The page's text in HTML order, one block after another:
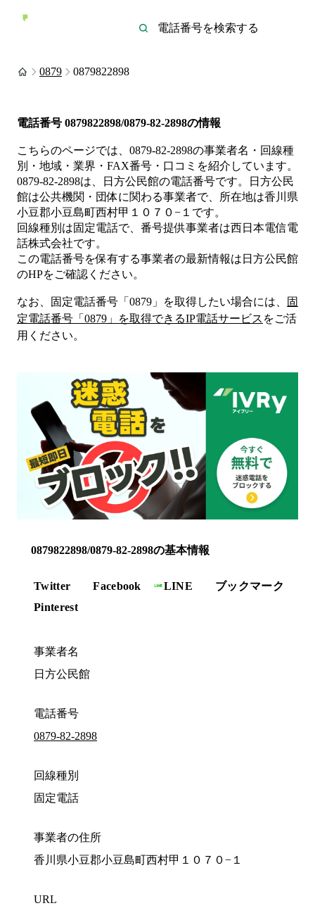
0879 0879822898
電話番号 0879822898/0879-82-2898の情報
こちらのページでは、 0879-82-2898の事業者名・回線種
別・地域・業界・FAX番号・口コミを紹介しています。
0879-82-2898は、 日方公民館の電話番号です。
日方公民
館は公共機関・団体に関わる事業者で、所在地は香川県
小豆郡小豆島町西村甲１０７０−１ です。
回線種別は固定電話で、番号提供事業者は西日本電信電
話株式会社です。
この電話番号を保有する事業者の最新情報は 日方公民館
のHPをご確認ください。
なお、固定電話番号「 0879 」を取得したい場合には、
固
定電話番号「 0879 」を取得できるIP電話サービス をご活
用ください。
0879822898/0879-82-2898の基本情報
Twitter Facebook LINE
ブックマーク
Pinterest
事業者名
日方公民館
電話番号
0879-82-2898
回線種別
固定電話
事業者の住所
香川県小豆郡小豆島町西村甲１０７０−１
URL